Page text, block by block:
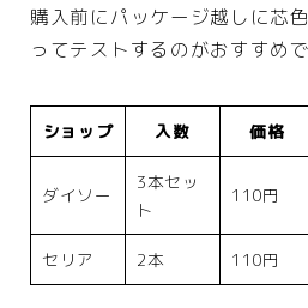
購入前にパッケージ越しに芯
ってテストするのがおすすめで
ショップ 入数 価格
ダイソー
3本セッ
ト
110円
セリア 2本 110円